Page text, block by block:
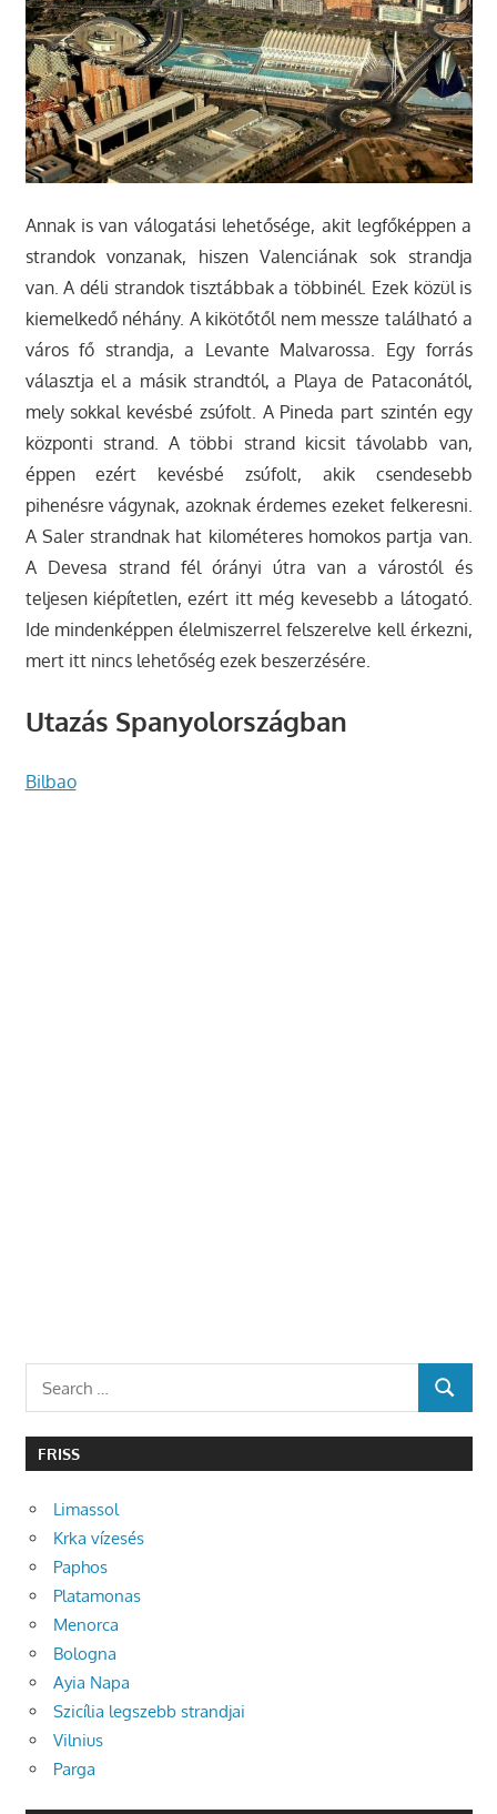
Annak is van válogatási lehetősége, akit legfőképpen a
strandok vonzanak, hiszen Valenciának sok strandja
van. A déli strandok tisztábbak a többinél. Ezek közül is
kiemelkedő néhány. A kikötőtől nem messze található a
város fő strandja, a Levante Malvarossa. Egy forrás
választja el a másik strandtól, a Playa de Pataconától,
mely sokkal kevésbé zsúfolt. A Pineda part szintén egy
központi strand. A többi strand kicsit távolabb van,
éppen ezért kevésbé zsúfolt, akik csendesebb
pihenésre vágynak, azoknak érdemes ezeket felkeresni.
A Saler strandnak hat kilométeres homokos partja van.
A Devesa strand fél órányi útra van a várostól és
teljesen kiépítetlen, ezért itt még kevesebb a látogató.
Ide mindenképpen élelmiszerrel felszerelve kell érkezni,
mert itt nincs lehetőség ezek beszerzésére.
Utazás Spanyolországban
Bilbao
SEARCH
FRISS
Limassol
Krka vízesés
Paphos
Platamonas
Menorca
Bologna
Ayia Napa
Szicília legszebb strandjai
Vilnius
Parga